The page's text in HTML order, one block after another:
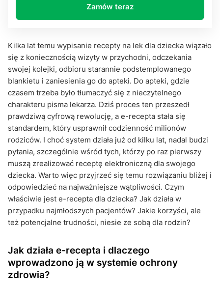
E-recepta w codzienności rodzica – krok ku
przyszłości
Zamów teraz
Kilka lat temu wypisanie recepty na lek dla dziecka wiązało
się z koniecznością wizyty w przychodni, odczekania
swojej kolejki, odbioru starannie podstemplowanego
blankietu i zaniesienia go do apteki. Do apteki, gdzie
czasem trzeba było tłumaczyć się z nieczytelnego
charakteru pisma lekarza. Dziś proces ten przeszedł
prawdziwą cyfrową rewolucję, a e-recepta stała się
standardem, który usprawnił codzienność milionów
rodziców. I choć system działa już od kilku lat, nadal budzi
pytania, szczególnie wśród tych, którzy po raz pierwszy
muszą zrealizować receptę elektroniczną dla swojego
dziecka. Warto więc przyjrzeć się temu rozwiązaniu bliżej i
odpowiedzieć na najważniejsze wątpliwości. Czym
właściwie jest e-recepta dla dziecka? Jak działa w
przypadku najmłodszych pacjentów? Jakie korzyści, ale
też potencjalne trudności, niesie ze sobą dla rodzin?
Jak działa e-recepta i dlaczego
wprowadzono ją w systemie ochrony
zdrowia?